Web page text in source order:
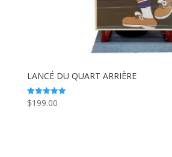
LANCÉ DU QUART ARRIÈRE
Note
5.00
$199.00